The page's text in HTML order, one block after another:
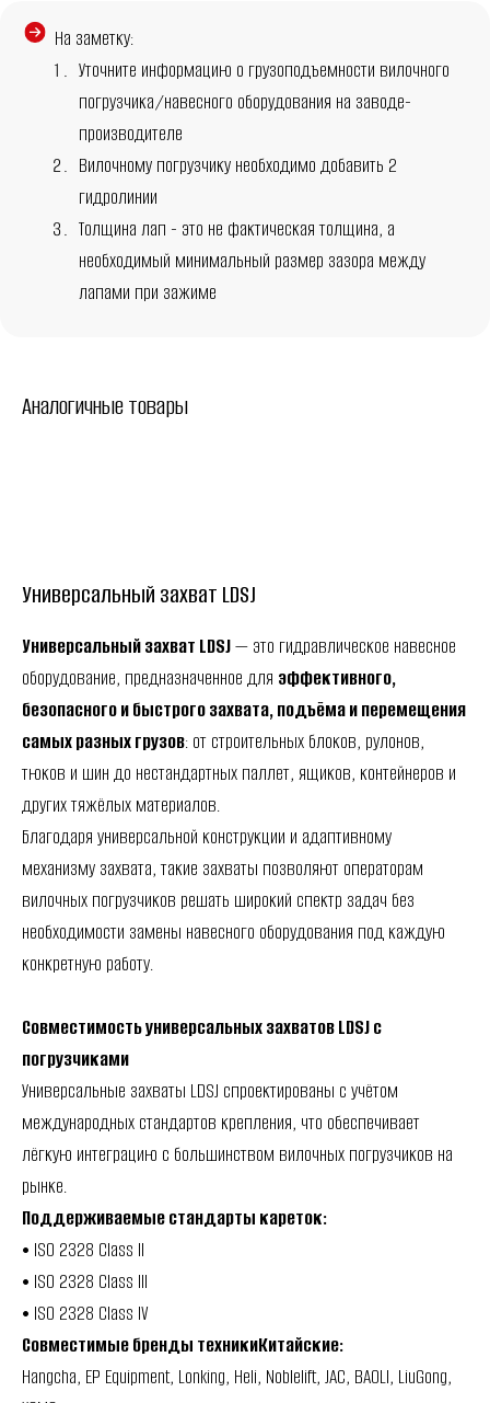
На заметку:
Уточните информацию о грузоподъемности вилочного
погрузчика/навесного оборудования на заводе-
производителе
Вилочному погрузчику необходимо добавить 2
гидролинии
Толщина лап - это не фактическая толщина, а
необходимый минимальный размер зазора между
лапами при зажиме
Аналогичные товары
Универсальный захват LDSJ
Универсальный захват LDSJ— это гидравлическое навесное
оборудование, предназначенное для эффективного,
безопасного и быстрого захвата, подъёма и перемещения
самых разных грузов: от строительных блоков, рулонов,
тюков и шин до нестандартных паллет, ящиков, контейнеров и
других тяжёлых материалов.
Благодаря универсальной конструкции и адаптивному
механизму захвата, такие захваты позволяют операторам
вилочных погрузчиков решать широкий спектр задач без
необходимости замены навесного оборудования под каждую
конкретную работу.
Совместимость универсальных захватов LDSJ с
погрузчиками
Универсальные захваты LDSJ спроектированы с учётом
международных стандартов крепления, что обеспечивает
лёгкую интеграцию с большинством вилочных погрузчиков на
рынке.
Поддерживаемые стандарты кареток:
• ISO 2328 Class II
• ISO 2328 Class III
• ISO 2328 Class IV
Совместимые бренды техникиКитайские:
Hangcha, EP Equipment, Lonking, Heli, Noblelift, JAC, BAOLI, LiuGong,